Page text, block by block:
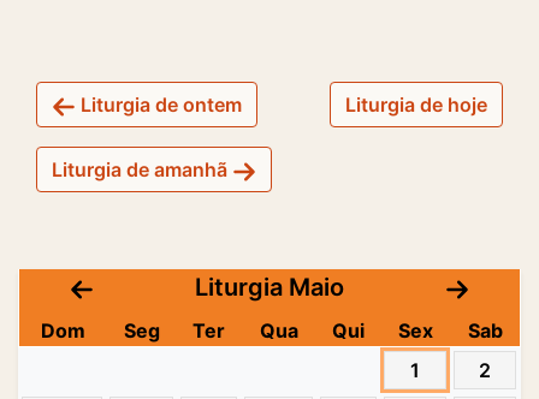
Liturgia de ontem Liturgia de hoje
Liturgia de amanhã
Liturgia Maio
Dom Seg Ter Qua Qui Sex
Sab
1
2